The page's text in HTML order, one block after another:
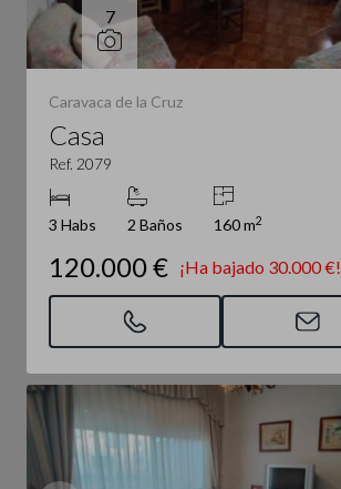
7
Caravaca de la Cruz
Casa
Ref. 2079
3 Habs 2 Baños 160 m2
120.000 € ¡Ha bajado 30.000 €!